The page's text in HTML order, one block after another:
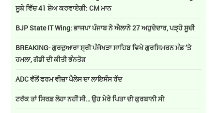
'ਹਮਾਰੇ ਰਾਮ' ਨਾਟਕ ਦੇ ਮੰਚਨ ਦੀ ਸ਼ੁਰੂਆਤ ਮੋਹਾਲੀ ਤੋਂ ਹੋਈ; ਪੰਜਾਬ ਸਰਕਾਰ ਪੂਰੇ
ਸੂਬੇ ਵਿੱਚ 41 ਸ਼ੋਅ ਕਰਵਾਏਗੀ: CM ਮਾਨ
BJP State IT Wing: ਭਾਜਪਾ ਪੰਜਾਬ ਨੇ ਐਲਾਨੇ 27 ਅਹੁਦੇਦਾਰ, ਪੜ੍ਹੋ ਸੂਚੀ
BREAKING- ਗੁਰਦੁਆਰਾ ਸ੍ਰੀ ਪੰਜੋਖੜਾ ਸਾਹਿਬ ਵਿਖੇ ਗੁਰਸਿਮਰਨ ਮੰਡ ’ਤੇ
ਹਮਲਾ, ਗੱਡੀ ਦੀ ਕੀਤੀ ਭੰਨਤੋੜ
ADC ਵੱਲੋਂ ਫਰਮ ਵੀਜ਼ਾ ਪੈਲੇਸ ਦਾ ਲਾਇਸੰਸ ਰੱਦ
ਟਰੱਕ ਤਾਂ ਸਿਰਫ਼ ਲੋਹਾ ਨਹੀਂ ਸੀ… ਉਹ ਮੇਰੇ ਪਿਤਾ ਦੀ ਕੁਰਬਾਨੀ ਸੀ